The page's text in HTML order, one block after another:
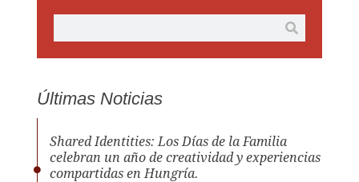
Últimas Noticias
Shared Identities: Los Días de la Familia
celebran un año de creatividad y experiencias
compartidas en Hungría.